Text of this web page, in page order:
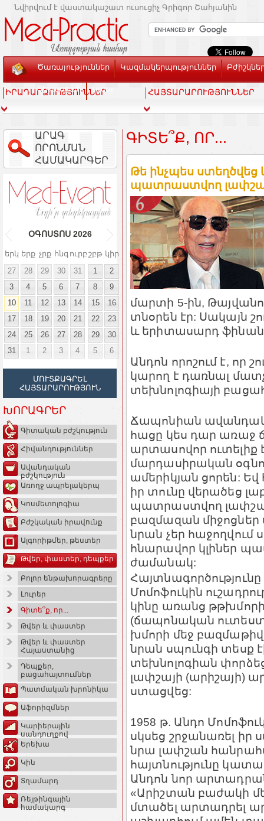
Նվիրվում է վաստակաշատ ուսուցիչ Գրիգոր Շահյանին
Ծառայություններ Կազմակերպություններ
Տեսասրահ Կապ
ԻՐԱԴԱՐՁՈՒԹՅՈՒՆՆԵՐ ՀԱՅՏԱՐԱՐՈՒԹՅՈՒՆՆԵՐ
ԱՐԱԳ
ՈՐՈՆՄԱՆ
ՀԱՄԱԿԱՐԳԵՐ
ՕԳՈՍՏՈՍ 2026
երկ երք չրք հնգուրբ շբթ կիր
27
28 29 30 31 1
2
3
4 5 6 7 8
9
10
11 12 13 14 15
16
17
18 19 20 21 22
23
24
25 26 27 28 29
30
31
1 2 3 4 5 6
ՄՈՒՏՔԱԳՐԵԼ
ՀԱՅՏԱՐԱՐՈՒԹՅՈՒՆ
ԽՈՐԱԳՐԵՐ
Գիտական բժշկություն
Հիվանդություններ
Ավանդական
բժշկություն
Առողջ ապրելակերպ
Կոսմետոլոգիա
Բժշկական իրավունք
Ալգորիթմեր, թեստեր
Թվեր, փաստեր, դեպքեր
Բոլոր ենթախորագրերը
Լուրեր
Գիտե՞ք, որ...
Թվեր և փաստեր
Թվեր և փաստեր
Հայաստանից
Դեպքեր,
բացահայտումներ
Պատմական խրոնիկա
Աֆորիզմներ
Կարիերային
սանդուղքով
Երեխա
Կին
Տղամարդ
Ռեյթինգային
համակարգ
ԳԻՏԵ՞Ք, ՈՐ...
Թե ինչպես
պատրաստվող
մարտի 5-ին,
տնօրեն էր: Սակայն
և երիտասարդ
Անդոն որոշում է, որ
կարող է դառնալ
տեխնոլոգիայի
Ճապոնիան
հացը կես դար առաջ
արտասովոր ուտելիք
մարդասիրական
ամերիկյան ցորեն:
իր տունը վերածեց
պատրաստվող
բազմազան
նրան չեր
հնարավոր կլիներ
ժամանակ:
Մոմոֆուկին
կինը առանց
(ճապոնական
խմորի մեջ
նրան սպունգի տեսք
տեխնոլոգիան
լափշայի (արիշայի)
ստացվեց:
1958 թ. Անդո
սկսեց շրջանառել
նրա լափշան
հայտնությունը
Անդոն նոր
«Արիշտան բաժակի
մտածել արտադրել